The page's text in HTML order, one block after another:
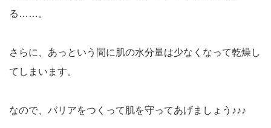
る……。
さらに、あっという間に肌の水分量は少なくなって乾燥し
てしまいます。
なので、バリアをつくって肌を守ってあげましょう♪♪♪